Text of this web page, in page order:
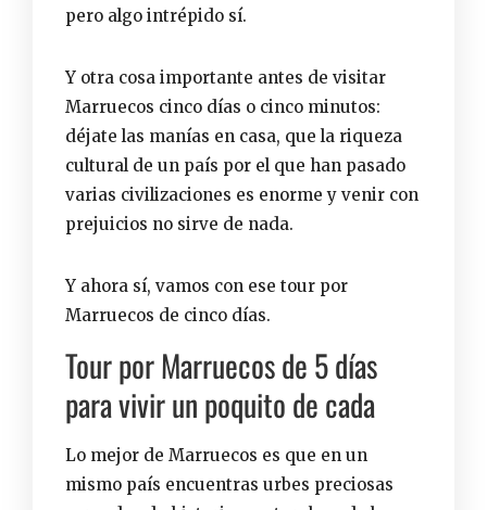
pero algo intrépido sí.
Y otra cosa importante antes de visitar
Marruecos cinco días o cinco minutos:
déjate las manías en casa, que la riqueza
cultural de un país por el que han pasado
varias civilizaciones es enorme y venir con
prejuicios no sirve de nada.
Y ahora sí, vamos con ese tour por
Marruecos de cinco días.
Tour por Marruecos de 5 días
para vivir un poquito de cada
Lo mejor de Marruecos es que en un
mismo país encuentras urbes preciosas